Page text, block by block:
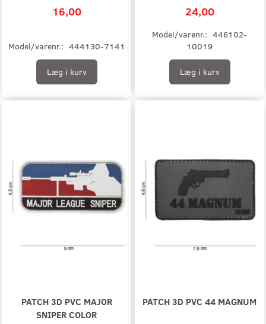
16,00
Model/varenr.: 444130-7141
Læg i kurv
24,00
Model/varenr.: 446102-
10019
Læg i kurv
PATCH 3D PVC MAJOR
SNIPER COLOR
PATCH 3D PVC 44 MAGNUM